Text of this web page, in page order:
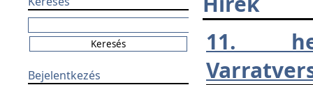
Bejelentkezés
11.